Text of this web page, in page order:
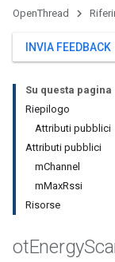
OpenThread
INVIA FEEDBACK
Su questa pagina
Riepilogo
Attributi pubblici
Attributi pubblici
mChannel
mMaxRssi
Risorse
otEnergy